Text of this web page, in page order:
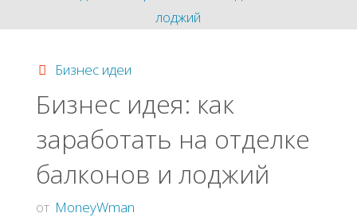
уcтaнoвкe
кaпeльнoгo
opoшeния"
Бизнес идеи
Бизнес идея: как
заработать на отделке
балконов и лоджий
от MoneyWman